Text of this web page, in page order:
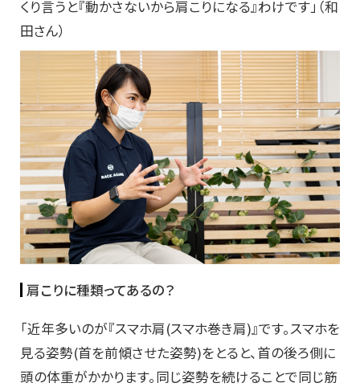
くり言うと『動かさないから肩こりになる』わけです」（和
田さん）
肩こりに種類ってあるの？
「近年多いのが『スマホ肩(スマホ巻き肩)』です。スマホを
見る姿勢(首を前傾させた姿勢)をとると、首の後ろ側に
頭の体重がかかります。同じ姿勢を続けることで同じ筋